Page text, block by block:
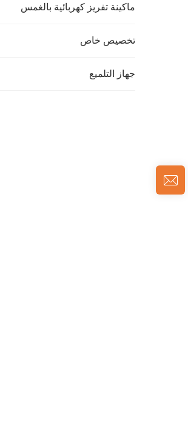
ماكينة تفريز كهربائية بالغمس
تخصيص خاص
جهاز التلميع